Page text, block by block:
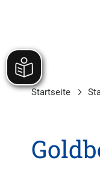
Startseite